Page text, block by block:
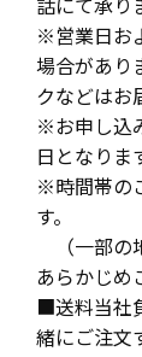
※営業日お
場合があり
クなどはお
※お申し込
日となりま
※時間帯の
す。
（一部の
あらかじめ
■送料当社
緒にご注文